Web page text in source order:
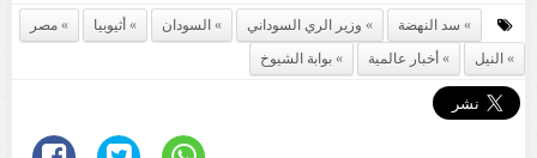
سد النهضة وزير الري السوداني السودان أثيوبيا
مصر
النيل
أخبار عالمية بوابة الشيوخ